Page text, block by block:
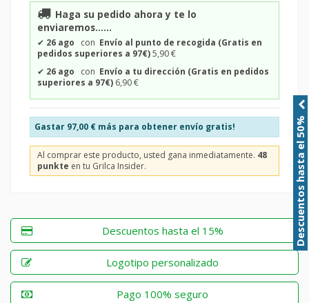
Haga su pedido ahora y te lo
enviaremos......
✔ 26 ago con Envío al punto de recogida (Gratis en
pedidos superiores a 97€)5,90 €
✔ 26 ago con Envío a tu dirección (Gratis en pedidos
superiores a 97€) 6,90 €
Gastar 97,00 € más para obtener envío gratis!
Al comprar este producto, usted gana inmediatamente. 48
punkte en tu Grilca Insider.
Descuentos hasta el 15%
Logotipo personalizado
Pago 100% seguro
Descuentos hasta el 50%